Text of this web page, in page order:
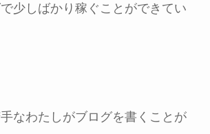
少しばかり稼ぐことができてい
なわたしがブログを書くことが